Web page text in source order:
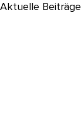
Aktuelle Beiträge